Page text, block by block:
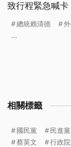
致行程緊急喊卡
總統賴清德
...
相關標籤
國民黨 民進黨
蔡英文
行政